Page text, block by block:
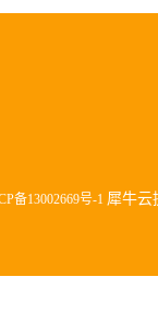
备13002669号-1 犀牛云